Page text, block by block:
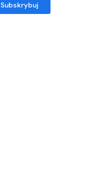
Subskrybuj